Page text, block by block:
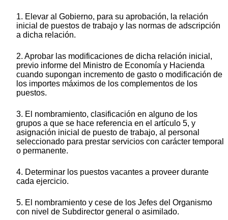
1. Elevar al Gobierno, para su aprobación, la relación
inicial de puestos de trabajo y las normas de adscripción
a dicha relación.
2. Aprobar las modificaciones de dicha relación inicial,
previo informe del Ministro de Economía y Hacienda
cuando supongan incremento de gasto o modificación de
los importes máximos de los complementos de los
puestos.
3. El nombramiento, clasificación en alguno de los
grupos a que se hace referencia en el artículo 5, y
asignación inicial de puesto de trabajo, al personal
seleccionado para prestar servicios con carácter temporal
o permanente.
4. Determinar los puestos vacantes a proveer durante
cada ejercicio.
5. El nombramiento y cese de los Jefes del Organismo
con nivel de Subdirector general o asimilado.